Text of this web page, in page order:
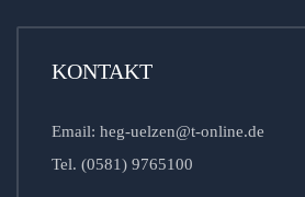
KONTAKT
Email: heg-uelzen@t-online.de
Tel. (0581) 9765100